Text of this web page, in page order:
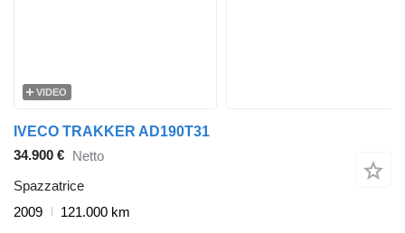
VIDEO
IVECO TRAKKER AD190T31
34.900 € Netto
Spazzatrice
2009
121.000 km